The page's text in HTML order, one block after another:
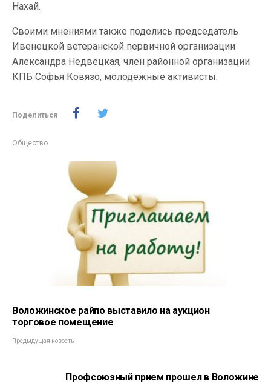
Нахай.
Своими мнениями также поделись председатель
Ивенецкой ветеранской первичной организации
Александра Недвецкая, член районной организации
КПБ Софья Ковязо, молодёжные активисты.
Поделиться
Общество
Воложинское райпо выставило на аукцион
торговое помещение
Предыдущая новость
Профсоюзный прием прошел в Воложине